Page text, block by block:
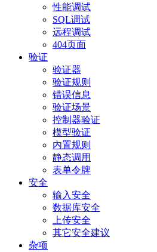
性能调试
SQL调试
远程调试
404页面
验证
验证器
验证规则
错误信息
验证场景
控制器验证
模型验证
内置规则
静态调用
表单令牌
安全
输入安全
数据库安全
上传安全
其它安全建议
杂项